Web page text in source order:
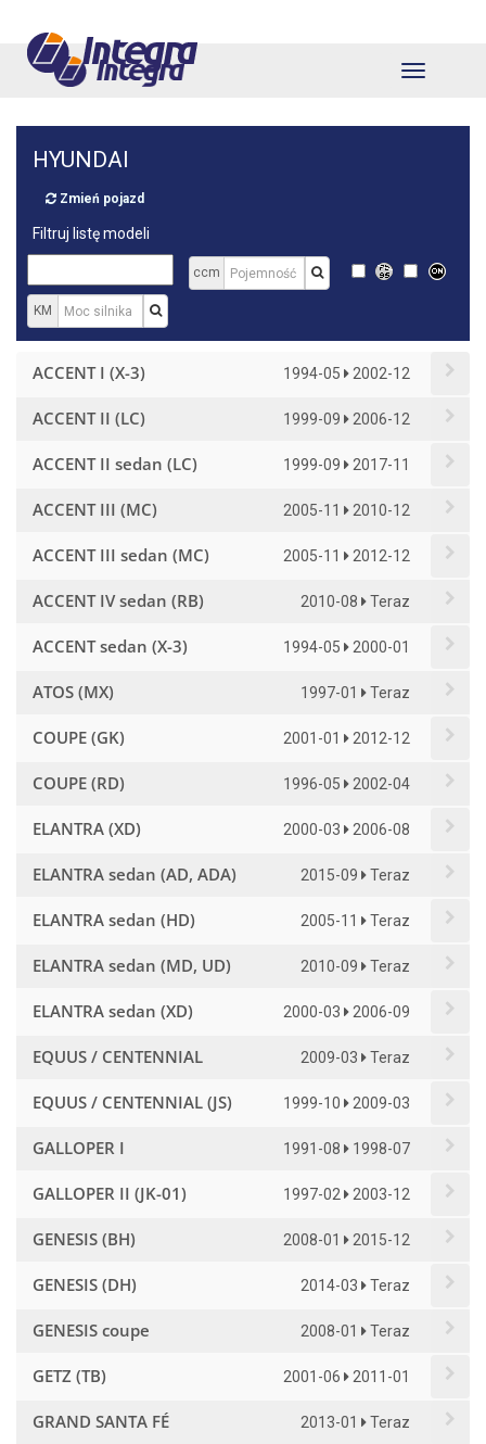
Nawigacja
HYUNDAI
Zmień pojazd
Filtruj listę modeli
ccm
KM
ACCENT I (X-3) 1994-05 2002-12
ACCENT II (LC) 1999-09 2006-12
ACCENT II sedan (LC) 1999-09 2017-11
ACCENT III (MC) 2005-11 2010-12
ACCENT III sedan (MC) 2005-11 2012-12
ACCENT IV sedan (RB) 2010-08 Teraz
ACCENT sedan (X-3) 1994-05 2000-01
ATOS (MX) 1997-01 Teraz
COUPE (GK) 2001-01 2012-12
COUPE (RD) 1996-05 2002-04
ELANTRA (XD) 2000-03 2006-08
ELANTRA sedan (AD, ADA) 2015-09 Teraz
ELANTRA sedan (HD) 2005-11 Teraz
ELANTRA sedan (MD, UD) 2010-09 Teraz
ELANTRA sedan (XD) 2000-03 2006-09
EQUUS / CENTENNIAL 2009-03 Teraz
EQUUS / CENTENNIAL (JS) 1999-10 2009-03
GALLOPER I 1991-08 1998-07
GALLOPER II (JK-01) 1997-02 2003-12
GENESIS (BH) 2008-01 2015-12
GENESIS (DH) 2014-03 Teraz
GENESIS coupe 2008-01 Teraz
GETZ (TB) 2001-06 2011-01
GRAND SANTA FÉ 2013-01 Teraz